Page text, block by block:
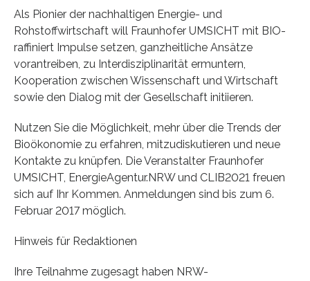
Als Pionier der nachhaltigen Energie- und
Rohstoffwirtschaft will Fraunhofer UMSICHT mit BIO-
raffiniert Impulse setzen, ganzheitliche Ansätze
vorantreiben, zu Interdisziplinarität ermuntern,
Kooperation zwischen Wissenschaft und Wirtschaft
sowie den Dialog mit der Gesellschaft initiieren.
Nutzen Sie die Möglichkeit, mehr über die Trends der
Bioökonomie zu erfahren, mitzudiskutieren und neue
Kontakte zu knüpfen. Die Veranstalter Fraunhofer
UMSICHT, EnergieAgentur.NRW und CLIB2021 freuen
sich auf Ihr Kommen. Anmeldungen sind bis zum 6.
Februar 2017 möglich.
Hinweis für Redaktionen
Ihre Teilnahme zugesagt haben NRW-